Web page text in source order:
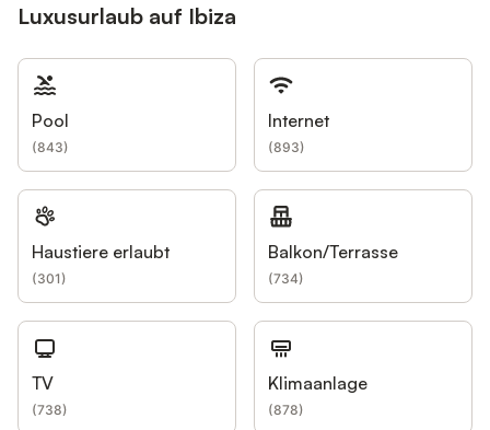
Luxusurlaub auf Ibiza
Pool
(843)
Internet
(893)
Haustiere erlaubt
(301)
Balkon/Terrasse
(734)
TV
(738)
Klimaanlage
(878)